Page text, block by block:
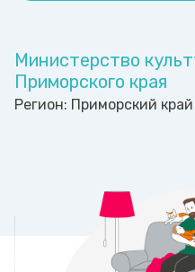
Министерство
Приморского края
Регион: Приморский край